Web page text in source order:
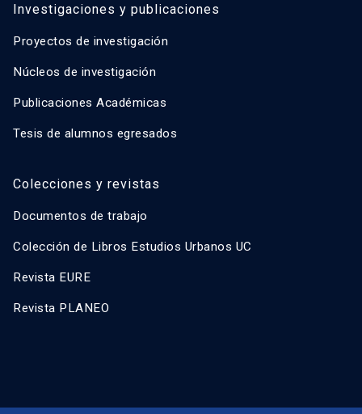
Investigaciones y publicaciones
Proyectos de investigación
Núcleos de investigación
Publicaciones Académicas
Tesis de alumnos egresados
Colecciones y revistas
Documentos de trabajo
Colección de Libros Estudios Urbanos UC
Revista EURE
Revista PLANEO